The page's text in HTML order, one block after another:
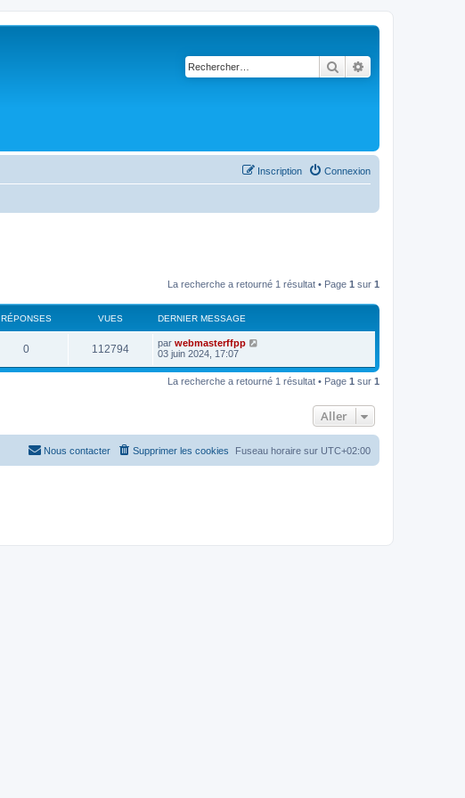
Rechercher
Connexion
Inscription
La recherche a retourné 1 résultat • Page 1 sur 1
RÉPONSES VUES DERNIER MESSAGE
0 112794 par webmasterffpp
03 juin 2024, 17:07
La recherche a retourné 1 résultat • Page 1 sur 1
Aller
Fuseau horaire sur UTC+02:00
Supprimer les cookies
Nous contacter